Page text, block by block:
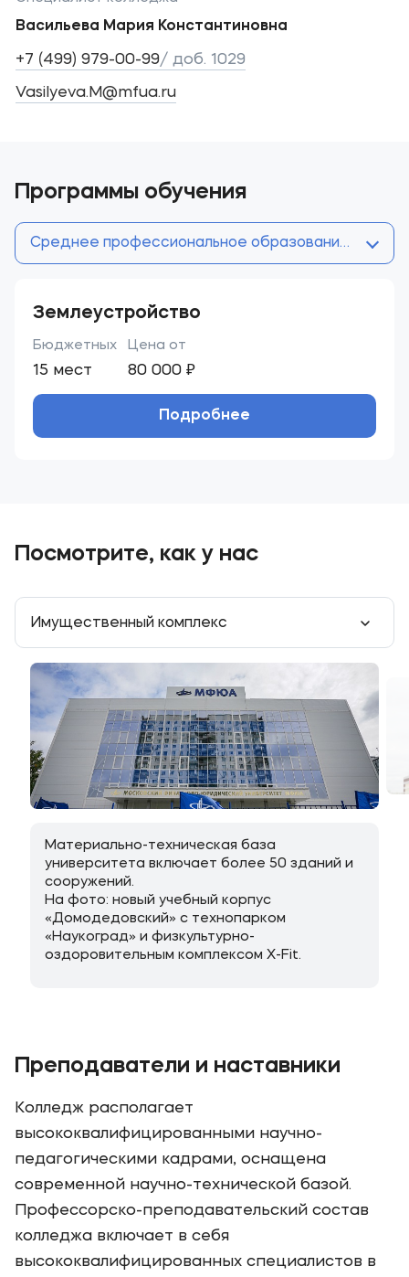
Васильева Мария Константиновна
+7 (499) 979-00-99/ доб. 1029
Vasilyeva.M@mfua.ru
Программы обучения
Среднее профессиональное образование (после
Землеустройство
Бюджетных
15 мест
Цена от
80 000 ₽
Подробнее
Посмотрите, как у нас
Имущественный комплекс
Материально-техническая база
университета включает более 50 зданий и
сооружений.
На фото: новый учебный корпус
«Домодедовский» с технопарком
«Наукоград» и физкультурно-
оздоровительным комплексом X-Fit.
Преподаватели и наставники
Колледж располагает
высококвалифицированными научно-
педагогическими кадрами, оснащена
современной научно-технической базой.
Профессорско-преподавательский состав
колледжа включает в себя
высококвалифицированных специалистов в